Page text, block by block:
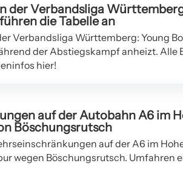
der Verbandsliga
die Tabelle an
Verbandsliga Württemberg: Young
der Abstiegskampf anheizt. Alle
hier!
auf der Autobahn A6 im
Böschungsrutsch
auf der A6 im
wegen Böschungsrutsch. Umfahren